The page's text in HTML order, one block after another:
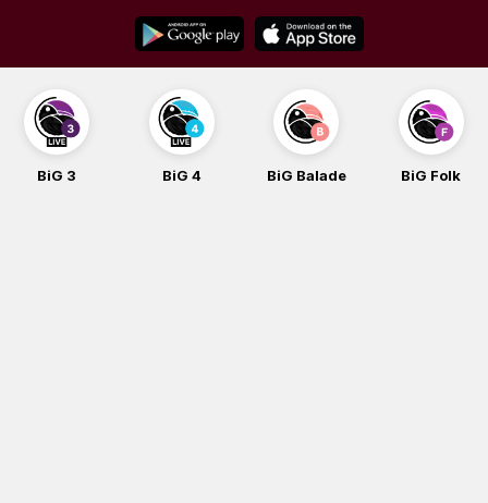
content
BiG 3 BiG 4 BiG Balade BiG Folk